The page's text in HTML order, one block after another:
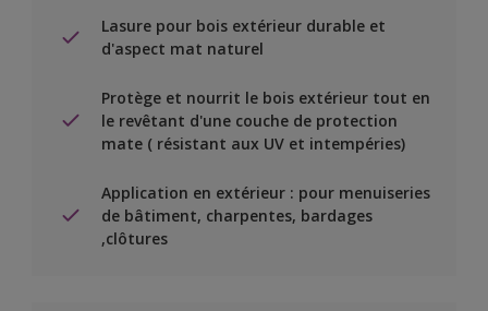
Lasure pour bois extérieur durable et
d'aspect mat naturel
Protège et nourrit le bois extérieur tout en
le revêtant d'une couche de protection
mate ( résistant aux UV et intempéries)
Application en extérieur : pour menuiseries
de bâtiment, charpentes, bardages
,clôtures